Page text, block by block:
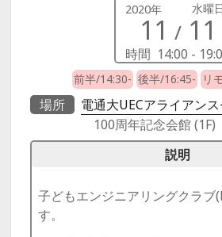
2020年
11 / 11
水曜
時間 14:00 -
前半/14:30- 後半/16:45- リ
場所
電通大UECアライアン
100周年記念会館 (1F)
説明
子どもエンジニアリングクラブ
す。